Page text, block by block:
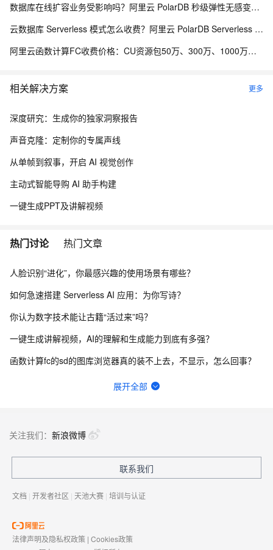
数据库在线扩容业务受影响吗？阿里云 PolarDB 秒级弹性无感变配解析
云数据库 Serverless 模式怎么收费？阿里云 PolarDB Serverless 按需计费解析
阿里云函数计算FC收费价格：CU资源包50万、300万、1000万、2亿、20亿及4000万CU费用清单
相关解决方案 更多
深度研究：生成你的独家洞察报告
声音克隆：定制你的专属声线
从单帧到叙事，开启 AI 视觉创作
主动式智能导购 AI 助手构建
一键生成PPT及讲解视频
热门讨论 热门文章
人脸识别“进化”，你最感兴趣的使用场景有哪些？
如何急速搭建 Serverless AI 应用：为你写诗？
你认为数字技术能让古籍“活过来”吗？
一键生成讲解视频，AI的理解和生成能力到底有多强？
函数计算fc的sd的图库浏览器真的装不上去，不显示，怎么回事？
请问主域名备案了，子域名还要备案吗？
在终端怎么升级python？
函数计算资源包没降价计划吗?
展开全部
关注我们： 新浪微博
联系我们
文档 | 开发者社区 | 天池大赛 | 培训与认证
法律声明及隐私权政策 | Cookies政策